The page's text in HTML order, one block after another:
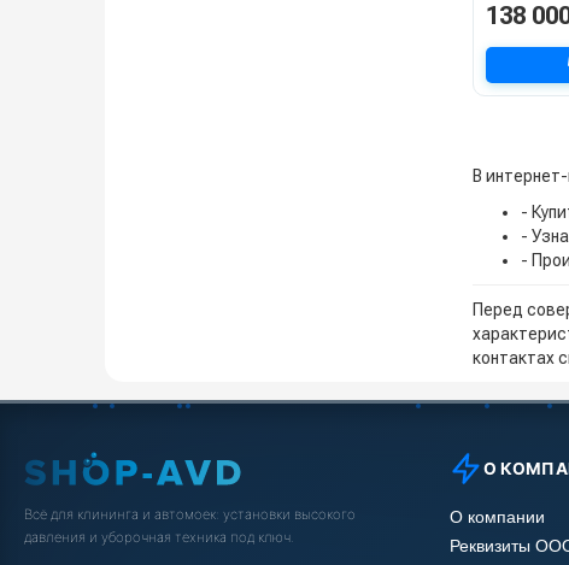
138
В
-
-
-
Перед
контактах
Всё для клининга и автомоек: установки высокого
давления и уборочная техника под ключ.
О
О компании
Реквизиты